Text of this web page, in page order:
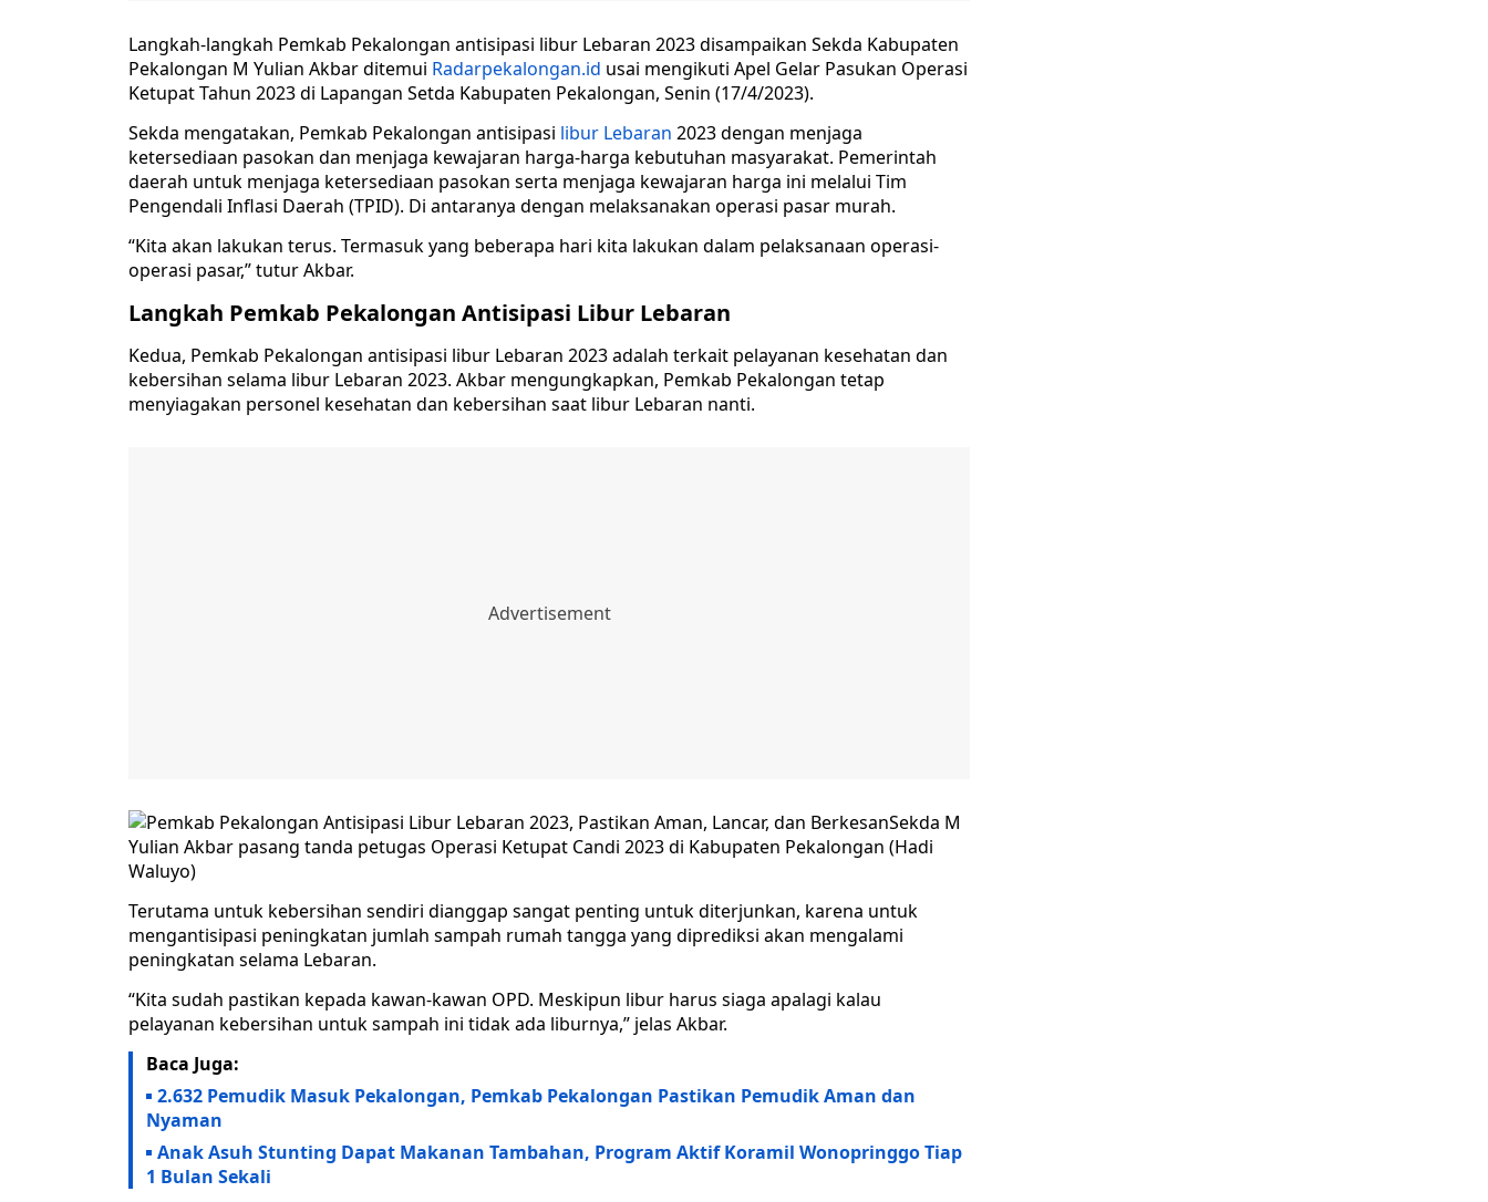
Langkah-langkah Pemkab Pekalongan antisipasi libur Lebaran 2023 disampaikan Sekda Kabupaten
Pekalongan M Yulian Akbar ditemui Radarpekalongan.id usai mengikuti Apel Gelar Pasukan Operasi
Ketupat Tahun 2023 di Lapangan Setda Kabupaten Pekalongan, Senin (17/4/2023).
Sekda mengatakan, Pemkab Pekalongan antisipasi libur Lebaran 2023 dengan menjaga
ketersediaan pasokan dan menjaga kewajaran harga-harga kebutuhan masyarakat. Pemerintah
daerah untuk menjaga ketersediaan pasokan serta menjaga kewajaran harga ini melalui Tim
Pengendali Inflasi Daerah (TPID). Di antaranya dengan melaksanakan operasi pasar murah.
“Kita akan lakukan terus. Termasuk yang beberapa hari kita lakukan dalam pelaksanaan operasi-
operasi pasar,” tutur Akbar.
Langkah Pemkab Pekalongan Antisipasi Libur Lebaran
Kedua, Pemkab Pekalongan antisipasi libur Lebaran 2023 adalah terkait pelayanan kesehatan dan
kebersihan selama libur Lebaran 2023. Akbar mengungkapkan, Pemkab Pekalongan tetap
menyiagakan personel kesehatan dan kebersihan saat libur Lebaran nanti.
Sekda M
Yulian Akbar pasang tanda petugas Operasi Ketupat Candi 2023 di Kabupaten Pekalongan (Hadi
Waluyo)
Terutama untuk kebersihan sendiri dianggap sangat penting untuk diterjunkan, karena untuk
mengantisipasi peningkatan jumlah sampah rumah tangga yang diprediksi akan mengalami
peningkatan selama Lebaran.
“Kita sudah pastikan kepada kawan-kawan OPD. Meskipun libur harus siaga apalagi kalau
pelayanan kebersihan untuk sampah ini tidak ada liburnya,” jelas Akbar.
Baca Juga:
2.632 Pemudik Masuk Pekalongan, Pemkab Pekalongan Pastikan Pemudik Aman dan
Nyaman
Anak Asuh Stunting Dapat Makanan Tambahan, Program Aktif Koramil Wonopringgo Tiap
1 Bulan Sekali